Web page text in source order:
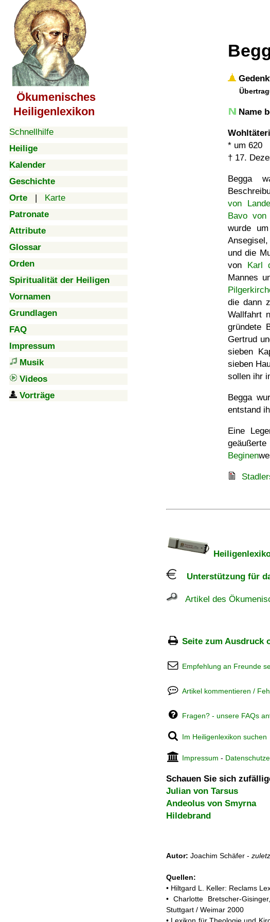
Ökumenisches
Heiligenlexikon
Schnellhilfe
Heilige
Kalender
Geschichte
Orte | Karte
Patronate
Attribute
Glossar
Orden
Spiritualität der Heiligen
Vornamen
Grundlagen
FAQ
Impressum
Musik
Videos
Vorträge
Name
* um 620
† 17.
Begga
von
Bavo von
wurde
und die
von Karl
Mannes
die dann
Wallfahrt
gründete
Gertrud
sieben
sieben
sollen ihr
Begga
entstand
Eine
Beginen
Unterstützung für
Artikel des
Seite zum Ausdruck
Empfehlung an Freunde
Artikel kommentieren /
Fragen? - unsere FAQs
Im Heiligenlexikon suchen
Impressum -
Schauen Sie sich
Julian von Tarsus
Andeolus von Smyrna
Hildebrand
Autor: Joachim Schäfer -
Quellen:
• Hiltgard L. Keller: Reclams
• Charlotte Bretscher-
Stuttgart / Weimar 2000